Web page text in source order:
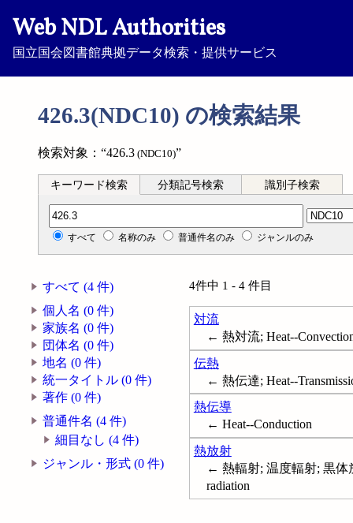
Web NDL Authorities
国立国会図書館典拠データ検索・提供サービス
426.3(NDC10) の検索結果
検索対象：“426.3 (NDC10)”
キーワード検索 分類記号検索 識別子検索
分類記号検索
すべて 名称のみ 普通件名のみ ジャンルのみ
すべて (4 件)
個人名 (0 件)
家族名 (0 件)
団体名 (0 件)
地名 (0 件)
統一タイトル (0 件)
著作 (0 件)
普通件名 (4 件)
細目なし (4 件)
ジャンル・形式 (0 件)
4件中 1 - 4 件目
対流
← 熱対流; Heat--
伝熱
← 熱伝達; Heat--
熱伝導
← Heat--Conduction
熱放射
← 熱輻射; 温度輻射; 黒体
radiation